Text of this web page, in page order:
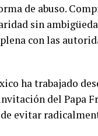
de abuso.
sin
con las
ha trabajado
del Papa
evitar